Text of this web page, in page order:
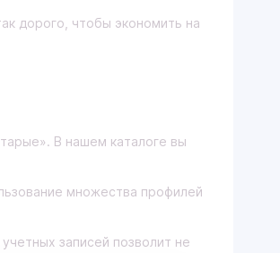
дорого, чтобы экономить на
В нашем каталоге вы
множества профилей
записей позволит не